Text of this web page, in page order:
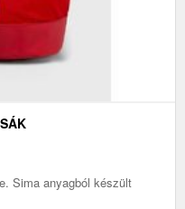
Sima anyagból készült